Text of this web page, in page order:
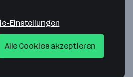
geben
Einstellungen
Alle Cookies akzeptieren